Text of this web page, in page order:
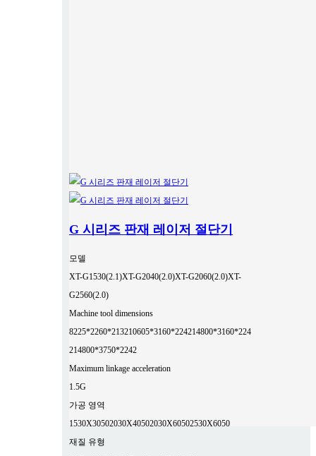
G 시리즈 판재 레이저 절단기
모델
XT-G1530(2.1)XT-G2040(2.0)XT-G2060(2.0)XT-
G2560(2.0)
Machine tool dimensions
8225*2260*213210605*3160*224214800*3160*224
214800*3750*2242
Maximum linkage acceleration
1.5G
가공 영역
1530X30502030X40502030X60502530X6050
재질 유형